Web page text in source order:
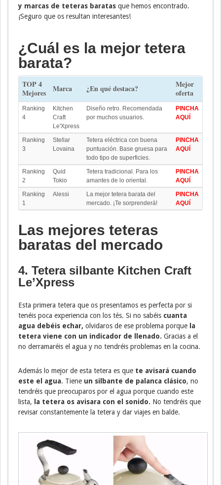
y marcas de teteras baratas que hemos encontrado.
¡Seguro que os resultan interesantes!
¿Cuál es la mejor tetera
barata?
TOP 4
Mejores
Marca ¿En qué destaca?
Mejor
oferta
Ranking
4
Kitchen
Craft
Le'Xpress
Diseño retro. Recomendada
por muchos usuarios.
PINCHA
AQUÍ
Ranking
3
Stellar
Lovaina
Tetera eléctrica con buena
puntuación. Base gruesa para
todo tipo de superficies.
PINCHA
AQUÍ
Ranking
2
Quid
Tokio
Tetera tradicional. Para los
amantes de lo oriental.
PINCHA
AQUÍ
Ranking
1
Alessi
La mejor tetera barata del
mercado. ¡Te sorprenderá!
PINCHA
AQUÍ
Las mejores teteras
baratas del mercado
4. Tetera silbante Kitchen Craft
Le’Xpress
Esta primera tetera que os presentamos es perfecta por si
tenéis poca experiencia con los tés. Si no sabéis cuanta
agua debéis echar, olvidaros de ese problema porque la
tetera viene con un indicador de llenado. Gracias a el
no derramaréis el agua y no tendréis problemas en la cocina.
Además lo mejor de esta tetera es que te avisará cuando
este el agua. Tiene un silbante de palanca clásico, no
tendréis que preocuparos por el agua porque cuando este
lista, la tetera os avisara con el sonido. No tendréis que
revisar constantemente la tetera y dar viajes en balde.